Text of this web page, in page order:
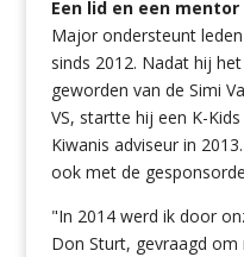
Een lid en een mentor
Major ondersteunt
sinds 2012. Nadat hij
geworden van de Simi
VS, startte hij een K-
Kiwanis adviseur in
ook met de
"In 2014 werd ik door
Don Sturt, gevraagd